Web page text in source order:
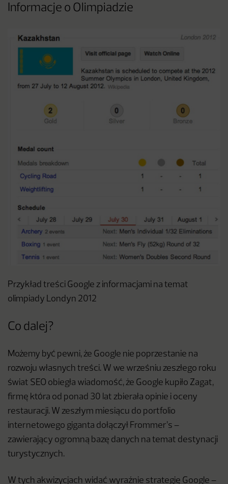
Informacje o Olimpiadzie
Przykład treści Google z informacjami na temat
olimpiady Londyn 2012
Co dalej?
Możemy być pewni, że Google nie poprzestanie na
rozwoju własnych treści. W we wrześniu zeszłego roku
świat SEO obiegła wiadomość, że Google kupiło Zagat,
firmę która od ponad 30 lat zbierała opinie i oceny
restauracji. W zeszłym miesiącu do portfolio
internetowego giganta dołączył Frommer’s –
zawierający ogromną bazę danych na temat destynacji
turystycznych.
W tych akwizycjach widać wyraźnie strategię Google –